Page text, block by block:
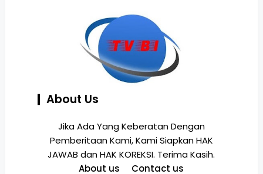
About Us
Jika Ada Yang Keberatan Dengan
Pemberitaan Kami, Kami Siapkan HAK
JAWAB dan HAK KOREKSI. Terima Kasih.
About us
Contact us